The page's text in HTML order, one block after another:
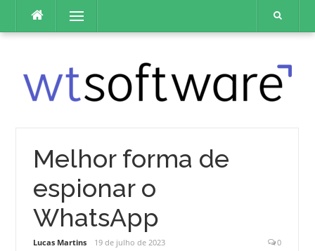
o
Menu
Melhor forma de
espionar o
WhatsApp
Lucas Martins 19 de julho de 2023 0